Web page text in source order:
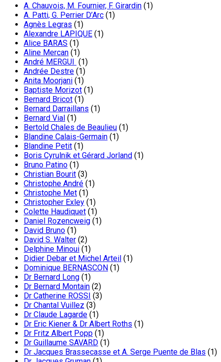
A. Chauvois, M. Fournier, F. Girardin (1)
A. Patti, G. Perrier D’Arc (1)
Agnès Legras (1)
Alexandre LAPIQUE (1)
Alice BARAS (1)
Aline Mercan (1)
André MERGUI (1)
Andrée Destre (1)
Anita Moorjani (1)
Baptiste Morizot (1)
Bernard Bricot (1)
Bernard Darraillans (1)
Bernard Vial (1)
Bertold Chales de Beaulieu (1)
Blandine Calais-Germain (1)
Blandine Petit (1)
Boris Cyrulnik et Gérard Jorland (1)
Bruno Patino (1)
Christian Bourit (3)
Christophe André (1)
Christophe Met (1)
Christopher Exley (1)
Colette Haudiquet (1)
Daniel Rozencweig (1)
David Bruno (1)
David S. Walter (2)
Delphine Minoui (1)
Didier Debar et Michel Arteil (1)
Dominique BERNASCON (1)
Dr Bernard Long (1)
Dr Bernard Montain (2)
Dr Catherine ROSSI (3)
Dr Chantal Vuillez (3)
Dr Claude Lagarde (1)
Dr Eric Kiener & Dr Albert Roths (1)
Dr Fritz Albert Popp (1)
Dr Guillaume SAVARD (1)
Dr Jacques Brassecasse et A. Serge Puente de Blas (1)